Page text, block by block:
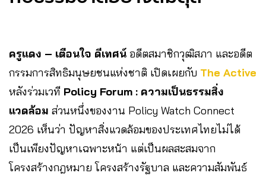
ครูแดง – เตือนใจ ดีเทศน์ อดีตสมาชิกวุฒิสภา และอดีต
กรรมการสิทธิมนุษยชนแห่งชาติ เปิดเผยกับ The Active
หลังร่วมเวที Policy Forum : ความเป็นธรรมสิ่ง
แวดล้อม ส่วนหนึ่งของงาน Policy Watch Connect
2026 เห็นว่า ปัญหาสิ่งแวดล้อมของประเทศไทยไม่ได้
เป็นเพียงปัญหาเฉพาะหน้า แต่เป็นผลสะสมจาก
โครงสร้างกฎหมาย โครงสร้างรัฐบาล และความสัมพันธ์